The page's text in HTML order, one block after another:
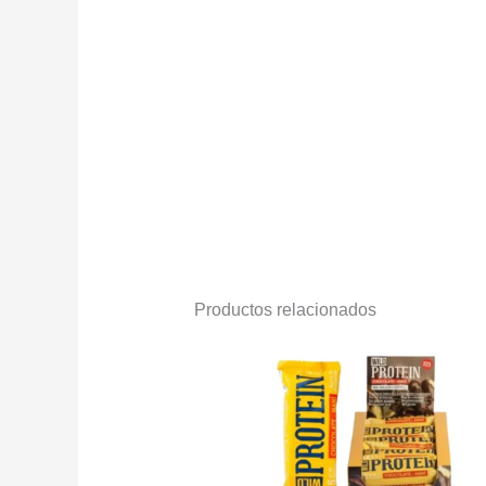
Productos relacionados